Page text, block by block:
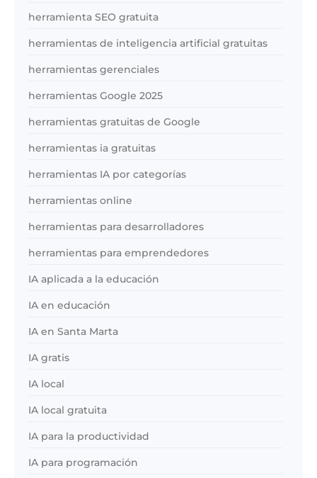
herramienta SEO gratuita
herramientas de inteligencia artificial gratuitas
herramientas gerenciales
herramientas Google 2025
herramientas gratuitas de Google
herramientas ia gratuitas
herramientas IA por categorías
herramientas online
herramientas para desarrolladores
herramientas para emprendedores
IA aplicada a la educación
IA en educación
IA en Santa Marta
IA gratis
IA local
IA local gratuita
IA para la productividad
IA para programación